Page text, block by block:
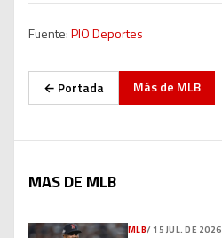
Fuente:PIO Deportes
← Portada Más de MLB
MAS DE MLB
MLB/ 15 JUL. DE 2026